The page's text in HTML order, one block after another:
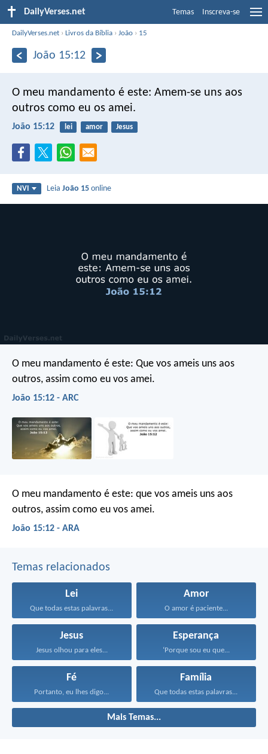
DailyVerses.net Temas Inscreva-se
DailyVerses.net ›Livros da Bíblia ›João › 15
João 15:12
O meu mandamento é este: Amem-se uns aos
outros como eu os amei.
João 15:12 lei amor Jesus
NVI LeiaJoão 15 online
O meu mandamento é este: Que vos ameis uns aos
outros, assim como eu vos amei.
João 15:12 - ARC
O meu mandamento é este: que vos ameis uns aos
outros, assim como eu vos amei.
João 15:12 - ARA
Temas relacionados
Lei
Que todas estas palavras...
Amor
O amor é paciente...
Jesus
Jesus olhou para eles...
Esperança
‘Porque sou eu que...
Fé
Portanto, eu lhes digo...
Família
Que todas estas palavras...
Mais Temas...